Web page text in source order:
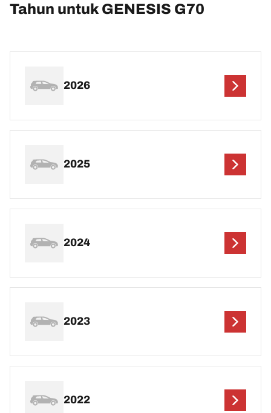
Tahun untuk GENESIS G70
2026
2025
2024
2023
2022